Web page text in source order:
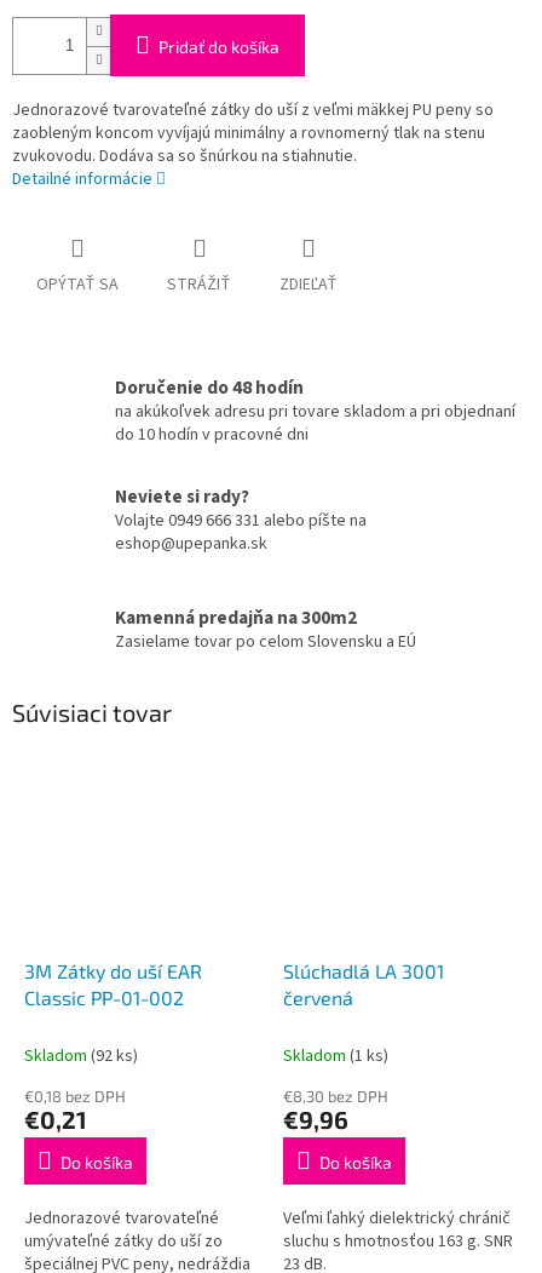
Pridať do košíka
Jednorazové tvarovateľné zátky do uší z veľmi mäkkej PU peny so
zaobleným koncom vyvíjajú minimálny a rovnomerný tlak na stenu
zvukovodu. Dodáva sa so šnúrkou na stiahnutie.
Detailné informácie
OPÝTAŤ SA STRÁŽIŤ ZDIEĽAŤ
Doručenie do 48 hodín
na akúkoľvek adresu pri tovare skladom a pri objednaní
do 10 hodín v pracovné dni
Neviete si rady?
Volajte 0949 666 331 alebo píšte na
eshop@upepanka.sk
Kamenná predajňa na 300m2
Zasielame tovar po celom Slovensku a EÚ
Súvisiaci tovar
3M Zátky do uší EAR
Classic PP-01-002
Skladom (92 ks)
€0,18 bez DPH
€0,21
Do košíka
Jednorazové tvarovateľné
umývateľné zátky do uší zo
špeciálnej PVC peny, nedráždia
Slúchadlá LA 3001
červená
Skladom (1 ks)
€8,30 bez DPH
€9,96
Do košíka
Veľmi ľahký dielektrický chránič
sluchu s hmotnosťou 163 g. SNR
23 dB.